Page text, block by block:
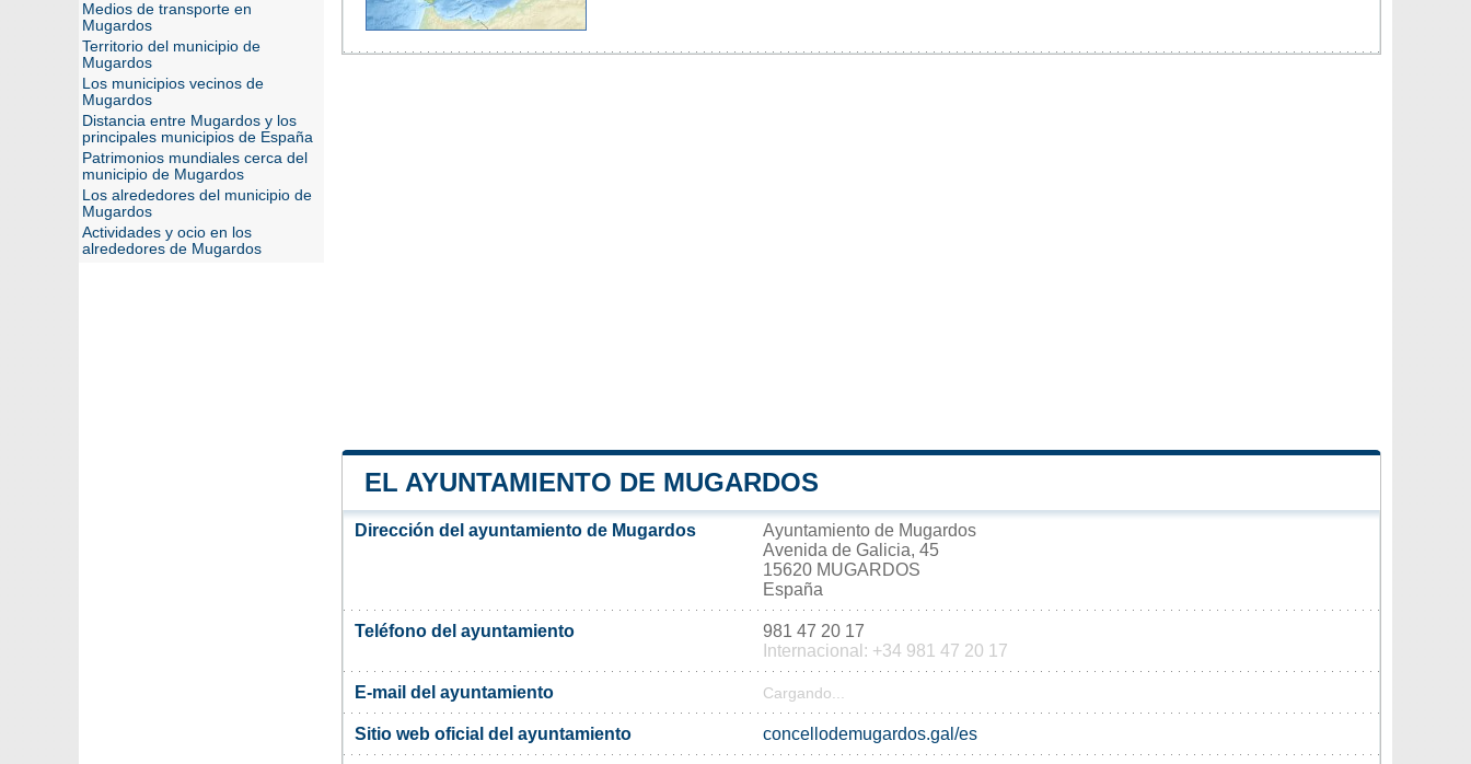
EL AYUNTAMIENTO DE MUGARDOS
Dirección del ayuntamiento de Mugardos
Ayuntamiento de Mugardos
Avenida de Galicia, 45
15620 MUGARDOS
España
Teléfono del ayuntamiento
981 47 20 17
Internacional: +34 981 47 20 17
E-mail del ayuntamiento Cargando...
Sitio web oficial del ayuntamiento concellodemugardos.gal/es
Medios de transporte en
Mugardos
Territorio del municipio de
Mugardos
Los municipios vecinos de
Mugardos
Distancia entre Mugardos y los
principales municipios de España
Patrimonios mundiales cerca del
municipio de Mugardos
Los alrededores del municipio de
Mugardos
Actividades y ocio en los
alrededores de Mugardos